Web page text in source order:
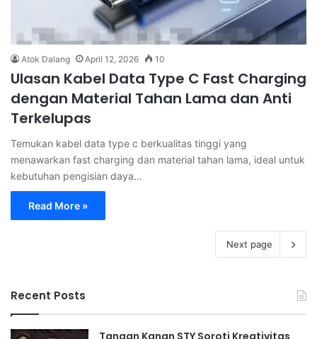
Atok Dalang April 12, 2026 10
Ulasan Kabel Data Type C Fast Charging
dengan Material Tahan Lama dan Anti
Terkelupas
Temukan kabel data type c berkualitas tinggi yang
menawarkan fast charging dan material tahan lama, ideal untuk
kebutuhan pengisian daya…
Read More »
Next page
Recent Posts
Tangan Kanan STY Soroti Kreativitas